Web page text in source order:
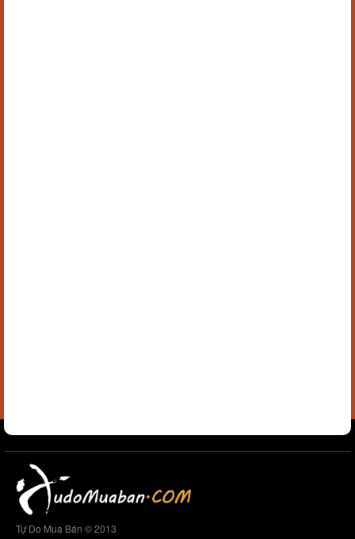
Tự Do Mua Bán © 2013